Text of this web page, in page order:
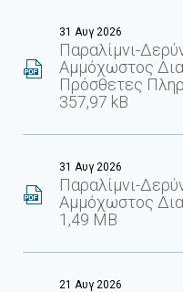
31 Αυγ 2026
Παραλίμνι-
Αμμόχωστος
Πρόσθετες
357,97 kB
31 Αυγ 2026
Παραλίμνι-
Αμμόχωστος
1,49 MB
21 Αυγ 2026